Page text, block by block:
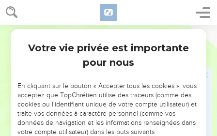
Aggée Introduction
de dix années d’arrêt des travaux. Dans un premier temps,
le prophète dénonce la négligence des Judéens qui se
soucient de leurs propres affaires et de leurs propres
demeures, et délaissent le Temple en ruines. C’est à cause
de cette attitude coupable que l’Eternel a envoyé la
sécheresse dans le pays (1.1-11). La décision de reprendre les
bénédiction (2.10-19). Cependant, la vision des choses
d’Aggée ne se limite pas à sa seule époque. Il entrevoit, en
effet, un temps où l’Eternel ébranlera une fois encore le ciel
et la terre (2.6,21). En ce temps-là, les nations seront jugées
Votre vie privée est importante
pour nous
En cliquant sur le bouton « Accepter tous les cookies », vous
acceptez que TopChrétien utilise des traceurs (comme des
cookies ou l'identifiant unique de votre compte utilisateur) et
traite vos données à caractère personnel (comme vos
données de navigation et les informations renseignées dans
votre compte utilisateur) dans les buts suivants :